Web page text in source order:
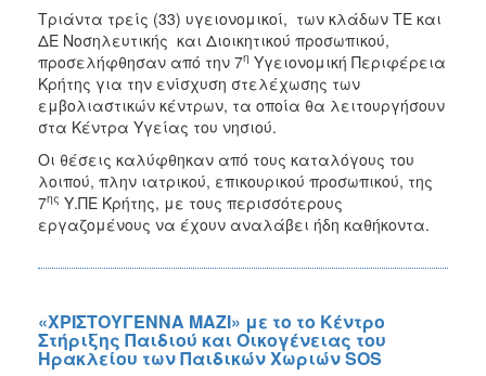
Τριάντα τρείς (33) υγειονομικοί, των κλάδων ΤΕ και
ΔΕ Νοσηλευτικής και Διοικητικού προσωπικού,
προσελήφθησαν από την 7η Υγειονομική Περιφέρεια
Κρήτης για την ενίσχυση στελέχωσης των
εμβολιαστικών κέντρων, τα οποία θα λειτουργήσουν
στα Κέντρα Υγείας του νησιού.
Οι θέσεις καλύφθηκαν από τους καταλόγους του
λοιπού, πλην ιατρικού, επικουρικού προσωπικού, της
7ης Υ.ΠΕ Κρήτης, με τους περισσότερους
εργαζομένους να έχουν αναλάβει ήδη καθήκοντα.
«ΧΡΙΣΤΟΥΓΕΝΝΑ ΜΑΖΙ» με το το Κέντρο
Στήριξης Παιδιού και Οικογένειας του
Ηρακλείου των Παιδικών Χωριών SOS